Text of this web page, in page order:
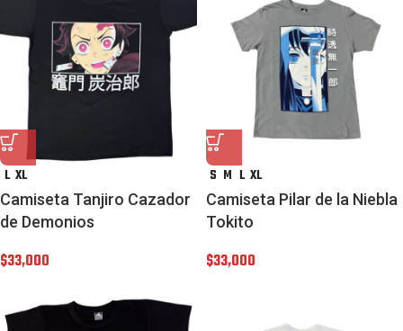
L XL
Camiseta Tanjiro Cazador
de Demonios
$33,000
S M L XL
Camiseta Pilar de la Niebla
Tokito
$33,000